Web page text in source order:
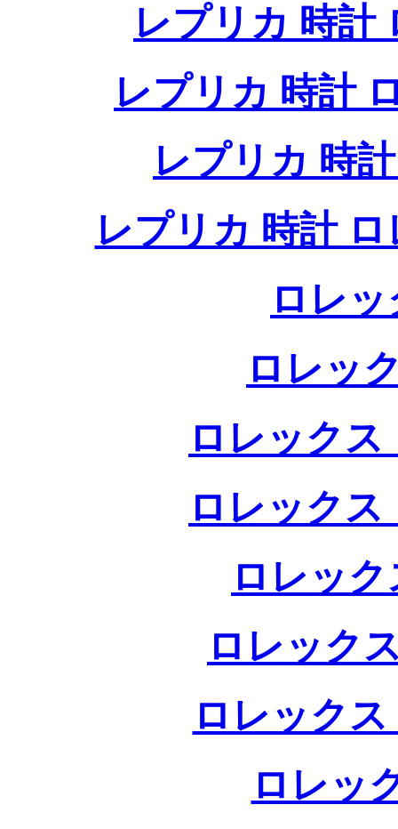
レプリカ 時計
レプリカ 時計
レプリカ 時
レプリカ 時計
ロレ
ロレッ
ロレックス
ロレックス
ロレッ
ロレック
ロレック
ロレッ